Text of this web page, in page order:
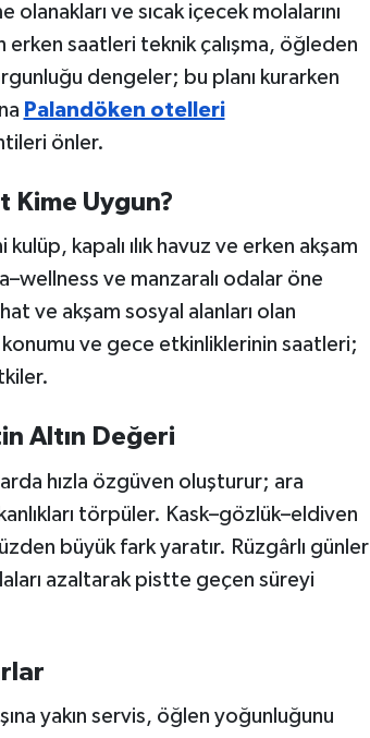
ve sıcak içecek molalarını
erken saatleri teknik çalışma, öğleden
dengeler; bu planı kurarken
Palandöken otelleri
önler.
Kime Uygun?
kapalı ılık havuz ve erken akşam
ve manzaralı odalar öne
ve akşam sosyal alanları olan
ve gece etkinliklerinin saatleri;
Altın Değeri
hızla özgüven oluşturur; ara
törpüler. Kask–gözlük–eldiven
büyük fark yaratır. Rüzgârlı günler
azaltarak pistte geçen süreyi
yakın servis, öğlen yoğunluğunu